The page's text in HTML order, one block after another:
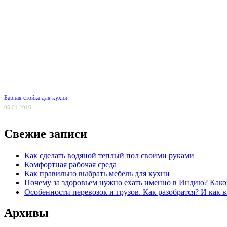
Барная стойка для кухни
05.01.2016
Свежие записи
Как сделать водяной теплый пол своими руками
Комфортная рабочая среда
Как правильно выбрать мебель для кухни
Почему за здоровьем нужно ехать именно в Индию?
Особенности перевозок и грузов. Как разобратся? И как
Архивы